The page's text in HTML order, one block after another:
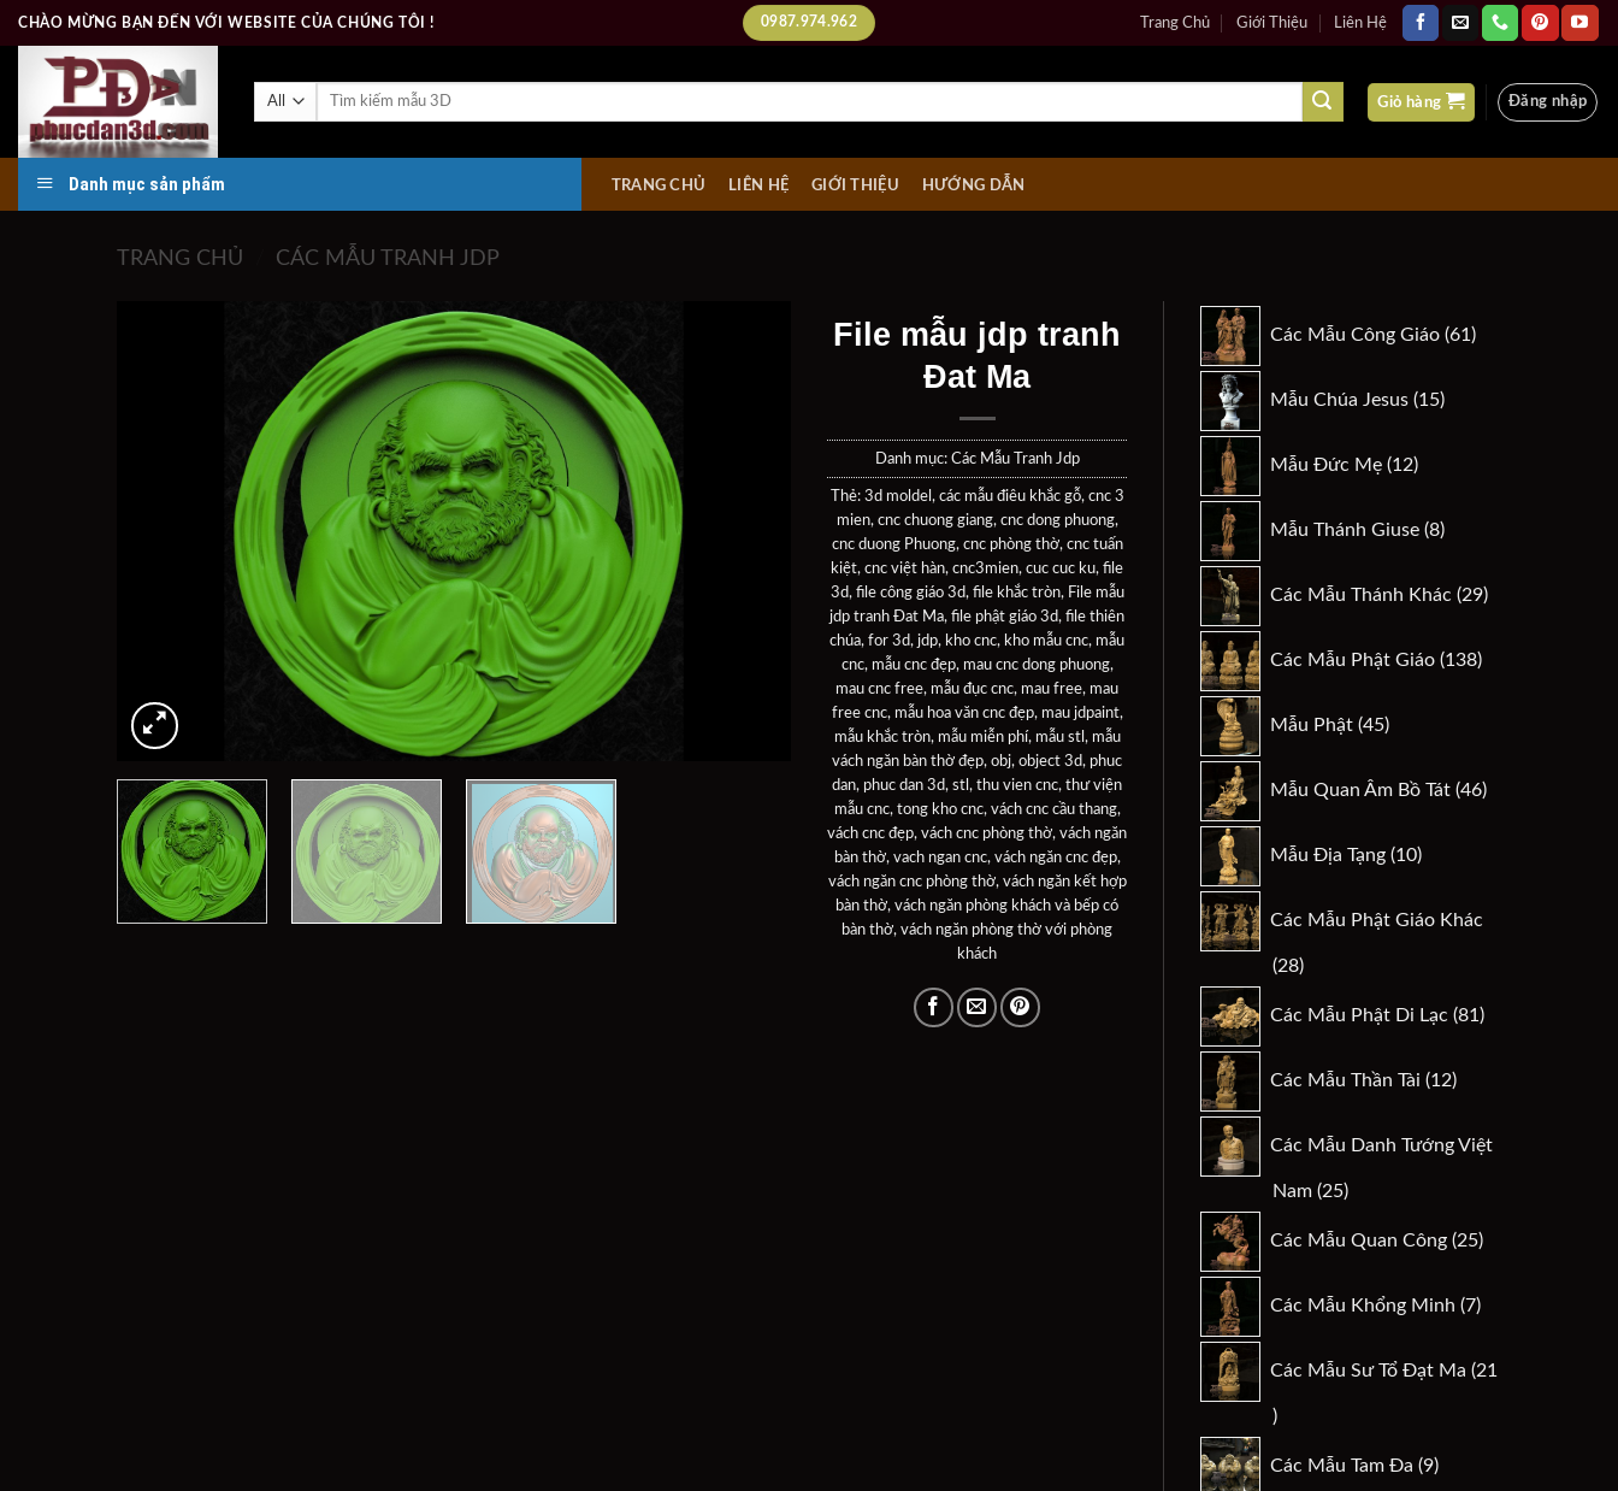
Skip
to
content
CHÀO MỪNG BẠN ĐẾN VỚI WEBSITE CỦA CHÚNG TÔI ! 0987.974.962 Trang Chủ Giới Thiệu Liên Hệ
Tìm
Giỏ hàng Đăng nhập
Danh mục sản phẩm TRANG CHỦ LIÊN HỆ GIỚI THIỆU HƯỚNG DẪN
TRANG CHỦ CÁC MẪU TRANH JDP
File mẫu jdp tranh
Đat Ma
Danh mục: Các Mẫu Tranh Jdp
Thẻ: 3d moldel , các mẫu điêu khắc gỗ, cnc 3
mien, cnc chuong giang, cnc dong phuong,
cnc duong Phuong, cnc phòng thờ, cnc tuấn
kiệt, cnc việt hàn, cnc3mien, cuc cuc ku, file
3d, file công giáo 3d, file khắc tròn, File mẫu
jdp tranh Đat Ma, file phật giáo 3d, file thiên
chúa, for 3d, jdp, kho cnc, kho mẫu cnc, mẫu
cnc, mẫu cnc đẹp, mau cnc dong phuong,
mau cnc free, mẫu đục cnc, mau free, mau
free cnc, mẫu hoa văn cnc đẹp, mau jdpaint,
mẫu khắc tròn, mẫu miễn phí, mẫu stl , mẫu
vách ngăn bàn thờ đẹp, obj, object 3d, phuc
dan, phuc dan 3d, stl , thu vien cnc, thư viện
mẫu cnc, tong kho cnc, vách cnc cầu thang,
vách cnc đẹp, vách cnc phòng thờ, vách ngăn
bàn thờ, vach ngan cnc, vách ngăn cnc đẹp,
vách ngăn cnc phòng thờ, vách ngăn kết hợp
bàn thờ, vách ngăn phòng khách và bếp có
bàn thờ, vách ngăn phòng thờ với phòng
khách
Các Mẫu Công Giáo 61
sản
Mẫu Chúa Jesus 15
sản
Mẫu Đức Mẹ 12
sản
Mẫu Thánh Giuse 8
sản
Các Mẫu Thánh Khác
29
sản
Các Mẫu Phật Giáo 138
sản
Mẫu Phật 45
sản
Mẫu Quan Âm Bồ Tát 46
sản
Mẫu Địa Tạng 10
sản
Các Mẫu Phật Giáo Khác
2828
phẩm
Các Mẫu Phật Di Lạc 81
sản
Các Mẫu Thần Tài
12
sản
Các Mẫu Danh Tướng Việt
Nam 2525
phẩm
Các Mẫu Quan Công 25
sản
Các Mẫu Khổng Minh 7
sản
Các Mẫu Sư Tổ Đạt Ma
21
21
phẩm
Các Mẫu Tam Đa 9
sản